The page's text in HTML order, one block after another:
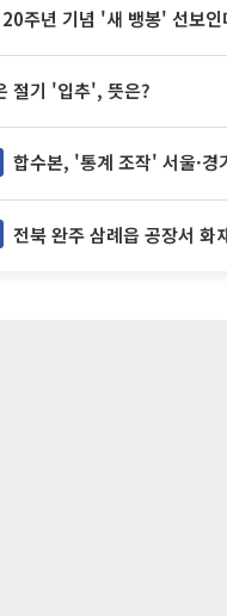
절기 '입추', 뜻은?
합수본, '통계 조작' 서울·경기·충북 선관
전북 완주 삼례읍 공장서 화